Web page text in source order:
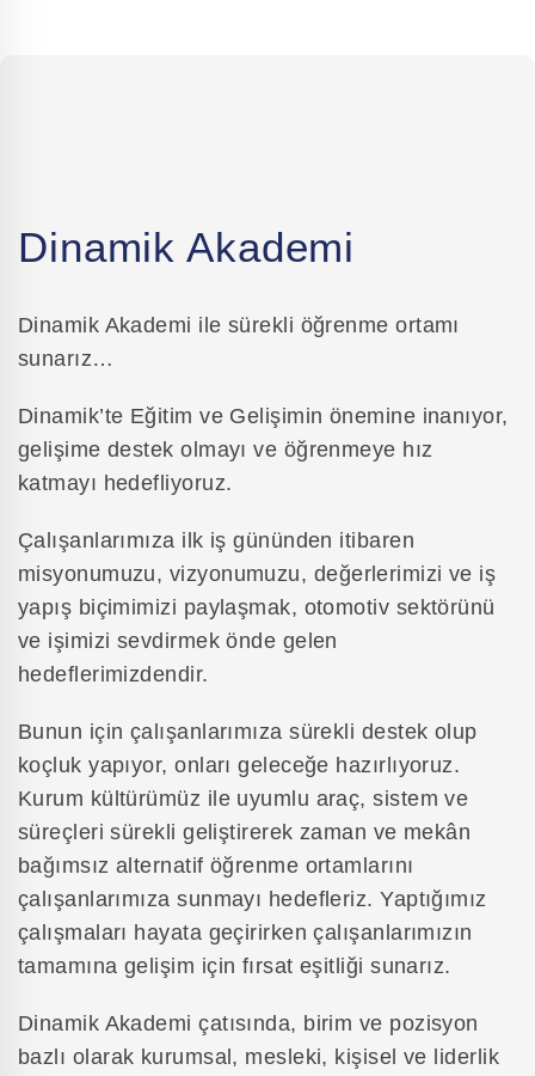
Dinamik Akademi
Dinamik Akademi ile sürekli öğrenme ortamı
sunarız…
Dinamik’te Eğitim ve Gelişimin önemine inanıyor,
gelişime destek olmayı ve öğrenmeye hız
katmayı hedefliyoruz.
Çalışanlarımıza ilk iş gününden itibaren
misyonumuzu, vizyonumuzu, değerlerimizi ve iş
yapış biçimimizi paylaşmak, otomotiv sektörünü
ve işimizi sevdirmek önde gelen
hedeflerimizdendir.
Bunun için çalışanlarımıza sürekli destek olup
koçluk yapıyor, onları geleceğe hazırlıyoruz.
Kurum kültürümüz ile uyumlu araç, sistem ve
süreçleri sürekli geliştirerek zaman ve mekân
bağımsız alternatif öğrenme ortamlarını
çalışanlarımıza sunmayı hedefleriz. Yaptığımız
çalışmaları hayata geçirirken çalışanlarımızın
tamamına gelişim için fırsat eşitliği sunarız.
Dinamik Akademi çatısında, birim ve pozisyon
bazlı olarak kurumsal, mesleki, kişisel ve liderlik